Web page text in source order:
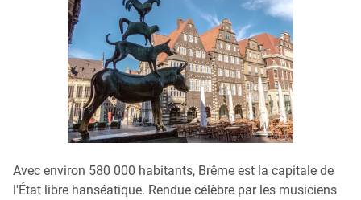
Avec environ 580 000 habitants, Brême est la capitale de
l'État libre hanséatique. Rendue célèbre par les musiciens